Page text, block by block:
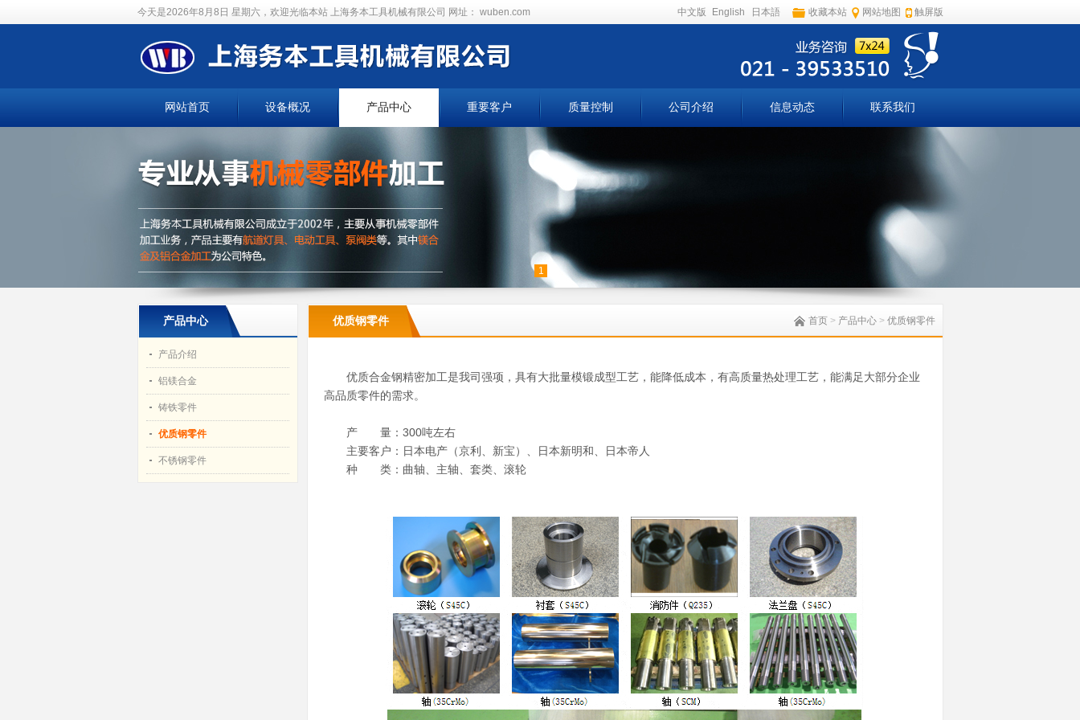
今天是2026年8月8日 星期六，欢迎光临本站 上海务本工具机械有限公司 网址： wuben.com 中文版 English 日本語 收藏本站 网站地图 触屏版
网站首页 设备概况 产品中心 重要客户 质量控制 公司介绍 信息动态 联系我们
1
首页> 产品中心> 优质钢零件
产品中心
产品介绍
铝镁合金
铸铁零件
优质钢零件
不锈钢零件
优质钢零件
优质合金钢精密加工是我司强项，具有大批量模锻成型工艺，能降低成本，有高质量热处理工艺，能满足大部分企业
高品质零件的需求。
产 量：300吨左右
主要客户：日本电产（京利、新宝）、日本新明和、日本帝人
种 类：曲轴、主轴、套类、滚轮